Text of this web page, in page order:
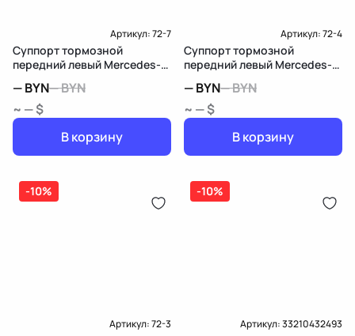
Артикул:72-7
Суппорт тормозной
передний левый Mercedes-
—BYN—BYN
~ — $
В корзину
Артикул:72-4
Суппорт тормозной
передний левый Mercedes-
—BYN—BYN
~ — $
В корзину
-10%
Артикул:72-3
-10%
Артикул:33210432493